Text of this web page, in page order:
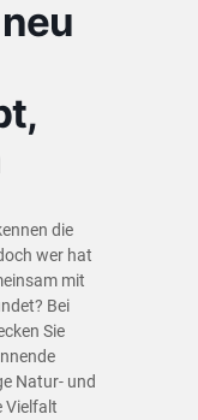
die
wer hat
mit
Bei
Sie
Natur- und
Vielfalt